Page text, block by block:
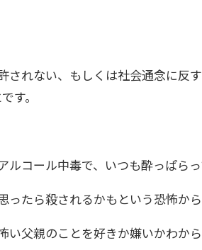
されない、もしくは社会通念に反
す。
ルコール中毒で、いつも酔っぱら
たら殺されるかもという恐怖から
い父親のことを好きか嫌いかわか